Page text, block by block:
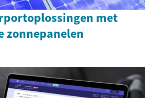
met
zonnepanelen